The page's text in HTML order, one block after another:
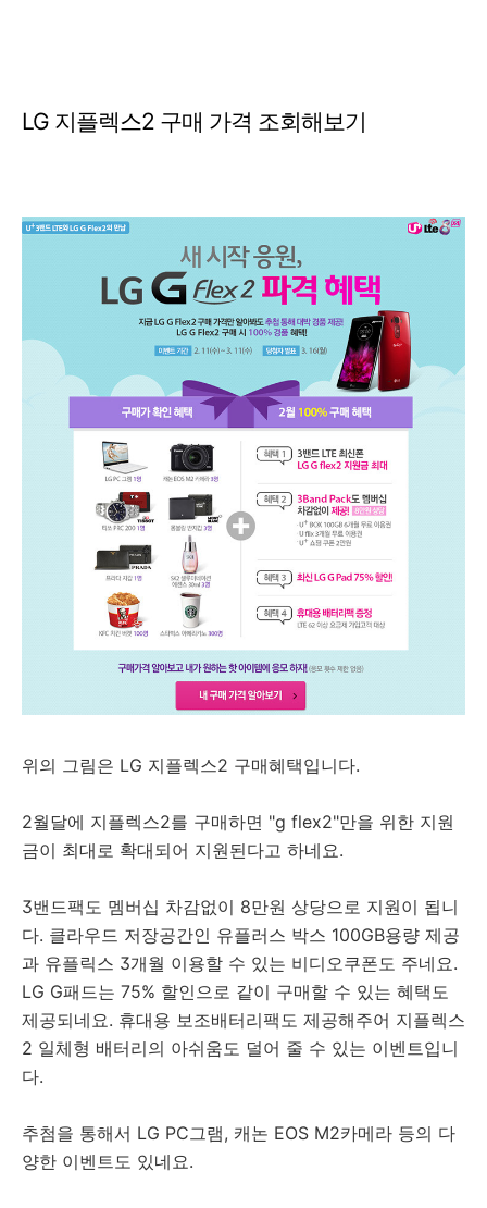
LG 지플렉스2 구매 가격 조회해보기
위의 그림은 LG 지플렉스2 구매혜택입니다.
2월달에 지플렉스2를 구매하면 "g flex2"만을 위한 지원
금이 최대로 확대되어 지원된다고 하네요.
3밴드팩도 멤버십 차감없이 8만원 상당으로 지원이 됩니
다. 클라우드 저장공간인 유플러스 박스 100GB용량 제공
과 유플릭스 3개월 이용할 수 있는 비디오쿠폰도 주네요.
LG G패드는 75% 할인으로 같이 구매할 수 있는 혜택도
제공되네요. 휴대용 보조배터리팩도 제공해주어 지플렉스
2 일체형 배터리의 아쉬움도 덜어 줄 수 있는 이벤트입니
다.
추첨을 통해서 LG PC그램, 캐논 EOS M2카메라 등의 다
양한 이벤트도 있네요.